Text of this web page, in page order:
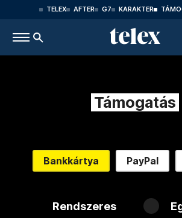
TELEX AFTER G7 KARAKTER
Támogatás
Bankkártya PayPal
Rendszeres